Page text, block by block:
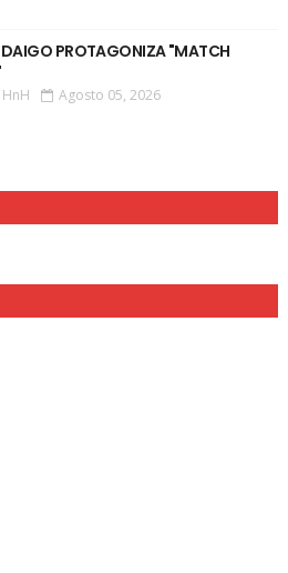
PROTAGONIZA "MATCH
Agosto 05, 2026